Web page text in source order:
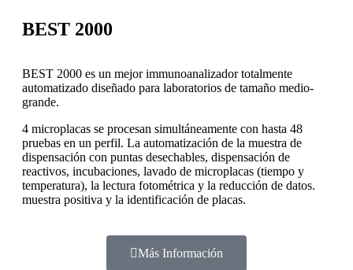
BEST 2000
BEST 2000 es un mejor immunoanalizador totalmente
automatizado diseñado para laboratorios de tamaño medio-
grande.
4 microplacas se procesan simultáneamente con hasta 48
pruebas en un perfil. La automatización de la muestra de
dispensación con puntas desechables, dispensación de
reactivos, incubaciones, lavado de microplacas (tiempo y
temperatura), la lectura fotométrica y la reducción de datos.
muestra positiva y la identificación de placas.
Más Información